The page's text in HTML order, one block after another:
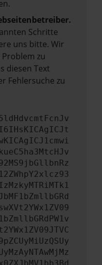
Schritte
uns bitte. Wir
zu
diesen Text
Fehlersuche zu